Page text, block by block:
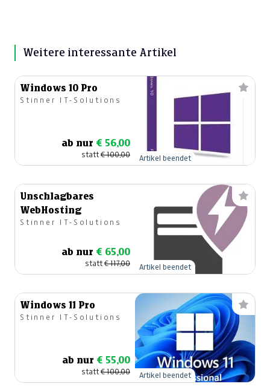
Weitere interessante Artikel
Windows 10 Pro
Stinner IT-Solutions
ab nur € 56,00
statt€ 100,00 Artikel beendet
Unschlagbares
WebHosting
Stinner IT-Solutions
ab nur € 65,00
statt€ 117,00 Artikel beendet
Windows 11 Pro
Stinner IT-Solutions
ab nur € 55,00
statt€ 100,00 Artikel beendet